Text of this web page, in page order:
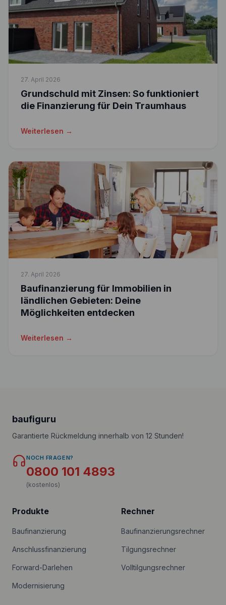
27. April 2026
Grundschuld mit Zinsen: So funktioniert
die Finanzierung für Dein Traumhaus
Weiterlesen →
27. April 2026
Baufinanzierung für Immobilien in
ländlichen Gebieten: Deine
Möglichkeiten entdecken
Weiterlesen →
baufiguru
Garantierte Rückmeldung innerhalb von 12 Stunden!
NOCH FRAGEN?
0800 101 4893
(kostenlos)
Produkte
Baufinanzierung
Anschlussfinanzierung
Forward-Darlehen
Modernisierung
Rechner
Baufinanzierungsrechner
Tilgungsrechner
Volltilgungsrechner